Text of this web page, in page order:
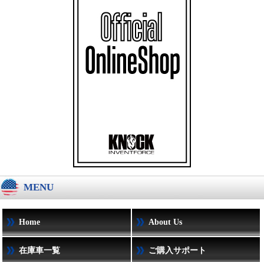
MENU
Home About Us
在庫車一覧 ご購入サポート